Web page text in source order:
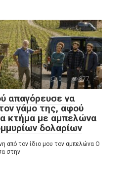
0 877
απαγόρευσε να
γάμο της, αφού
κτήμα με αμπελώνα
δολαρίων
από τον ίδιο μου τον αμπελώνα Ο
στην